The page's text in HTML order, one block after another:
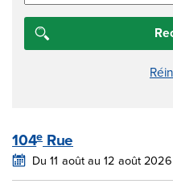
104e Rue
Du 11 août au 12 août 2026